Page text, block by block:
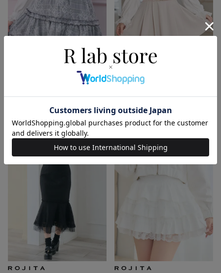
レースティアードスカート
通常価格 : ¥8,690
【30%off】
ベルトデザインスカート
通常価格 : ¥8,690
¥6,083税込 【30%off】